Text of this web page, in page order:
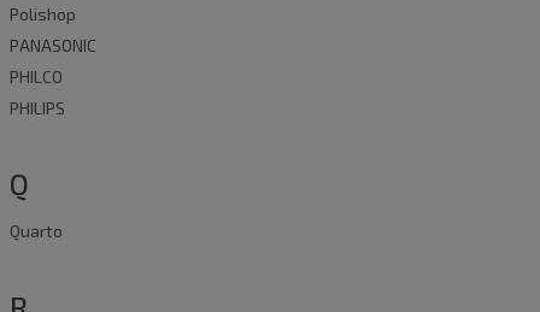
Polishop
PANASONIC
PHILCO
PHILIPS
Q
Quarto